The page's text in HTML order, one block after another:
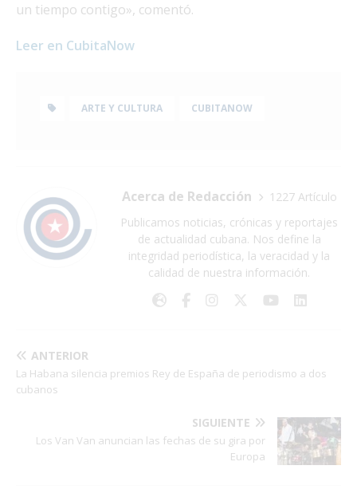
un tiempo contigo», comentó.
Leer en CubitaNow
ARTE Y CULTURA CUBITANOW
Acerca de Redacción
1227 Artículo
Publicamos noticias, crónicas y reportajes
de actualidad cubana. Nos define la
integridad periodística, la veracidad y la
calidad de nuestra información.
ANTERIOR
La Habana silencia premios Rey de España de periodismo a dos
cubanos
SIGUIENTE
Los Van Van anuncian las fechas de su gira por
Europa